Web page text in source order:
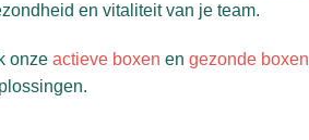
en vitaliteit van je team.
onze actieve boxen en gezonde boxen